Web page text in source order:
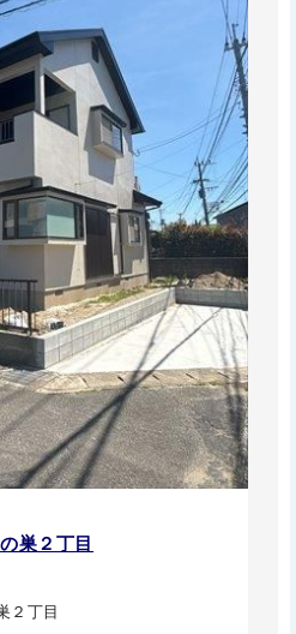
巣２丁目
２丁目